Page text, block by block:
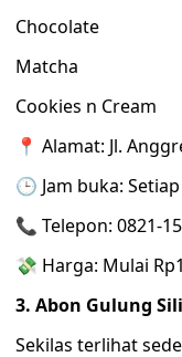
Chocolate
Matcha
Cookies n Cream
📍 Alamat: Jl.
🕒 Jam buka:
📞 Telepon: 0821-
💸 Harga: Mulai
3. Abon Gulung
Sekilas terlihat